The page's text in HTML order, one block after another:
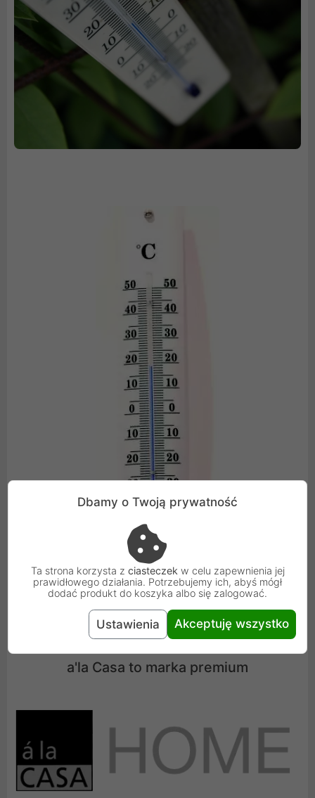
a'la Casa to marka premium
Dbamy o Twoją prywatność
Ta strona korzysta z ciasteczek w celu zapewnienia jej
prawidłowego działania. Potrzebujemy ich, abyś mógł
dodać produkt do koszyka albo się zalogować.
Ustawienia Akceptuję wszystko